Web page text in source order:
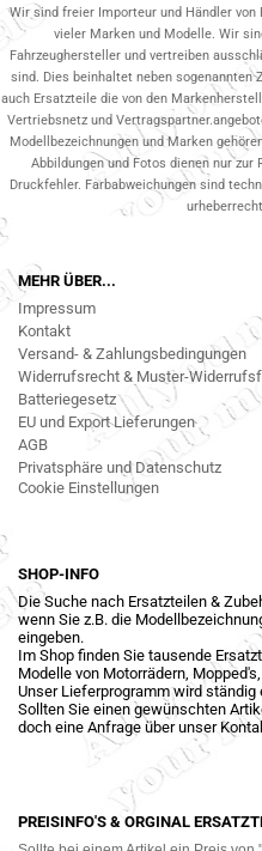
Wir sind freier Importeur und Händler
vieler Marken und Modelle. Wir
Fahrzeughersteller und vertreiben
sind. Dies beinhaltet neben
auch Ersatzteile die von den
Vertriebsnetz und
Modellbezeichnungen und Marken
Abbildungen und Fotos dienen nur
Druckfehler. Farbabweichungen sind
MEHR ÜBER...
Impressum
Kontakt
Versand- & Zahlungsbedingungen
Widerrufsrecht & Muster-
Batteriegesetz
EU und Export Lieferungen
AGB
Privatsphäre und Datenschutz
Cookie Einstellungen
SHOP-INFO
Die Suche nach Ersatzteilen &
wenn Sie z.B. die
eingeben.
Im Shop finden Sie tausende
Modelle von Motorrädern,
Unser Lieferprogramm wird ständig
Sollten Sie einen gewünschten
doch eine Anfrage über unser
PREISINFO'S & ORGINAL